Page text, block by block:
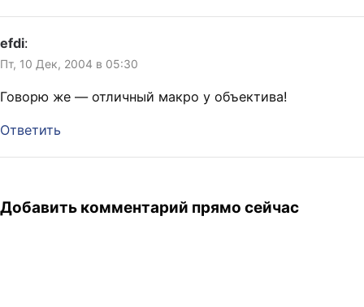
efdi:
Пт, 10 Дек, 2004 в 05:30
Говорю же — отличный макро у объектива!
Ответить
Добавить комментарий прямо сейчас